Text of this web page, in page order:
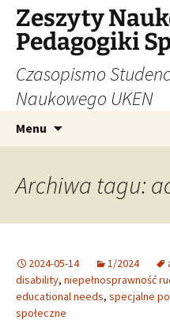
Zeszyty
Pedagogiki
Czasopismo
Naukowego UKEN
Menu
Archiwa tagu:
2024-05-14 1/2024
disability, niepełnosprawność
educational needs, specjalne
społeczne